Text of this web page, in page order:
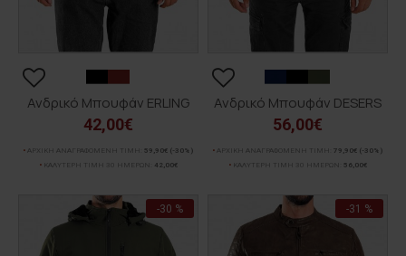
Ανδρικό Μπουφάν ERLING
42,00€
ΑΡΧΙΚΗ ΑΝΑΓΡΑΦΟΜΕΝΗ ΤΙΜΗ: 59,90€ (-30%)
ΚΑΛΥΤΕΡΗ ΤΙΜΗ 30 ΗΜΕΡΩΝ:
42,00€
Ανδρικό Μπουφάν DESERS
56,00€
ΑΡΧΙΚΗ ΑΝΑΓΡΑΦΟΜΕΝΗ ΤΙΜΗ: 79,90€ (-30%)
ΚΑΛΥΤΕΡΗ ΤΙΜΗ 30 ΗΜΕΡΩΝ:
56,00€
-30 % -31 %